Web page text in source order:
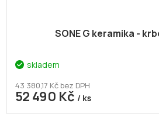
SONE G keramika -
skladem
43 380,17 Kč bez DPH
52 490 Kč / ks